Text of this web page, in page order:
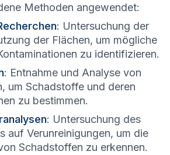
Methoden angewendet:
: Untersuchung der
der Flächen, um mögliche
zu identifizieren.
: Entnahme und Analyse von
um Schadstoffe und deren
zu bestimmen.
: Untersuchung des
auf Verunreinigungen, um die
Schadstoffen zu erkennen.